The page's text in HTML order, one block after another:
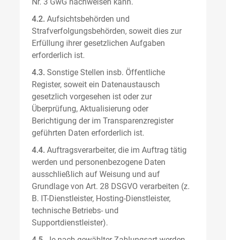
4.2. Aufsichtsbehörden und
Strafverfolgungsbehörden, soweit dies zur
Erfüllung ihrer gesetzlichen Aufgaben
erforderlich ist.
4.3. Sonstige Stellen insb. Öffentliche
Register, soweit ein Datenaustausch
gesetzlich vorgesehen ist oder zur
Überprüfung, Aktualisierung oder
Berichtigung der im Transparenzregister
geführten Daten erforderlich ist.
4.4. Auftragsverarbeiter, die im Auftrag tätig
werden und personenbezogene Daten
ausschließlich auf Weisung und auf
Grundlage von Art. 28 DSGVO verarbeiten (z.
B. IT-Dienstleister, Hosting-Dienstleister,
technische Betriebs- und
Supportdienstleister).